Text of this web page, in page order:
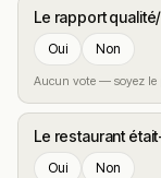
Le rapport
Oui Non
Aucun vote — soyez le
Le restaurant
Oui Non